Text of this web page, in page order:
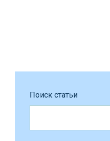
Поиск статьи